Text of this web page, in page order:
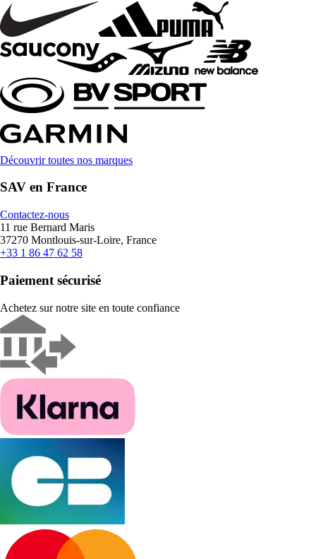
Découvrir toutes nos marques
SAV en France
Contactez-nous
11 rue Bernard Maris
37270 Montlouis-sur-Loire, France
+33 1 86 47 62 58
Paiement sécurisé
Achetez sur notre site en toute confiance